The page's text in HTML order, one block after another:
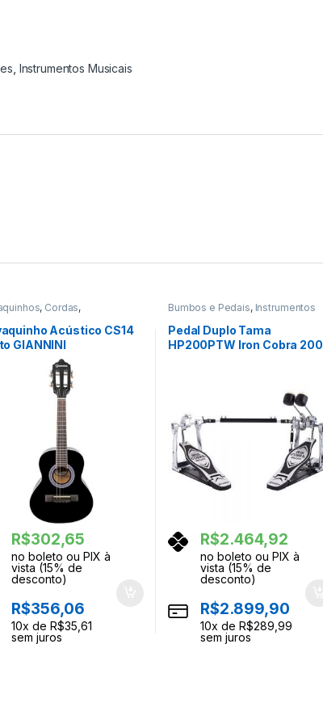
Instrumentos Musicais
, Cordas,
Musicais
Acústico CS14
GIANNINI
R$302,65
no boleto ou PIX à
vista (15% de
desconto)
R$356,06
10x de R$35,61
sem juros
Bumbos e Pedais, Instrumentos
Pedal Duplo Tama
HP200PTW Iron Cobra 200
R$2.464,92
no boleto ou PIX à
vista (15% de
desconto)
R$2.899,90
10x de R$289,99
sem juros